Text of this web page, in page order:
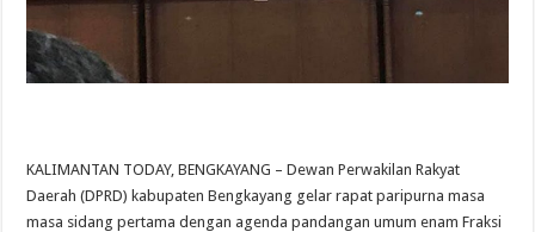
KALIMANTAN TODAY, BENGKAYANG – Dewan Perwakilan Rakyat
Daerah (DPRD) kabupaten Bengkayang gelar rapat paripurna masa
masa sidang pertama dengan agenda pandangan umum enam Fraksi